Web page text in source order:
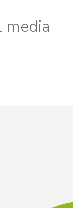
media